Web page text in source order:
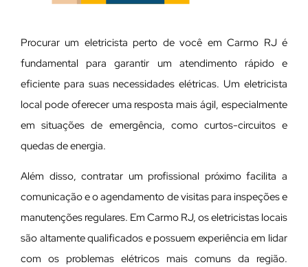
Procurar um eletricista perto de você em Carmo RJ é
fundamental para garantir um atendimento rápido e
eficiente para suas necessidades elétricas. Um eletricista
local pode oferecer uma resposta mais ágil, especialmente
em situações de emergência, como curtos-circuitos e
quedas de energia.
Além disso, contratar um profissional próximo facilita a
comunicação e o agendamento de visitas para inspeções e
manutenções regulares. Em Carmo RJ, os eletricistas locais
são altamente qualificados e possuem experiência em lidar
com os problemas elétricos mais comuns da região.